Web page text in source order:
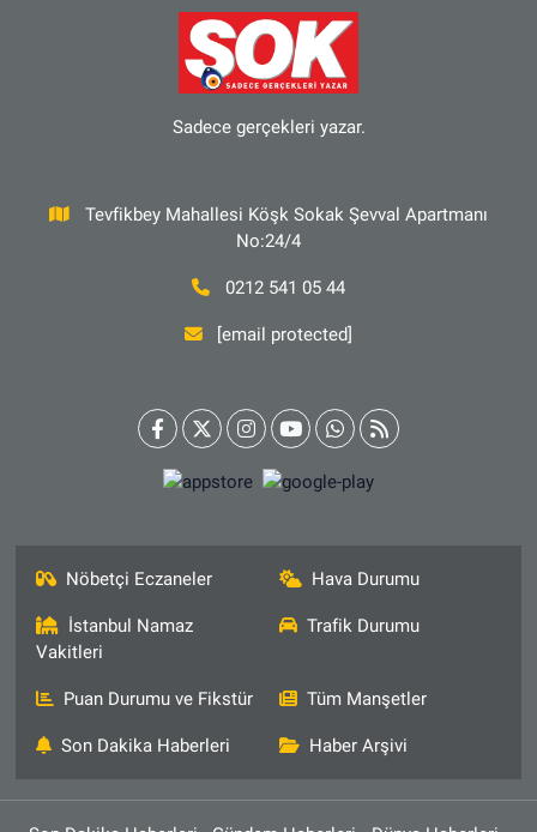
Sadece gerçekleri yazar.
Tevfikbey Mahallesi Köşk Sokak Şevval Apartmanı
No:24/4
0212 541 05 44
[email protected]
Nöbetçi Eczaneler Hava Durumu
İstanbul Namaz
Vakitleri
Trafik Durumu
Puan Durumu ve Fikstür Tüm Manşetler
Son Dakika Haberleri Haber Arşivi